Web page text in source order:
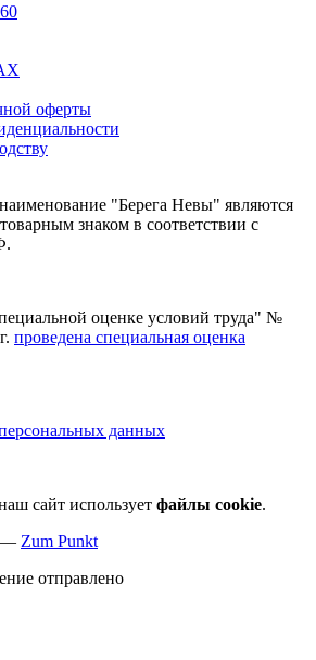
оферты
"Берега Невы" являются
знаком в соответствии с
оценке условий труда" №
проведена специальная оценка
данных
сайт использует файлы cookie.
— Zum Punkt
отправлено